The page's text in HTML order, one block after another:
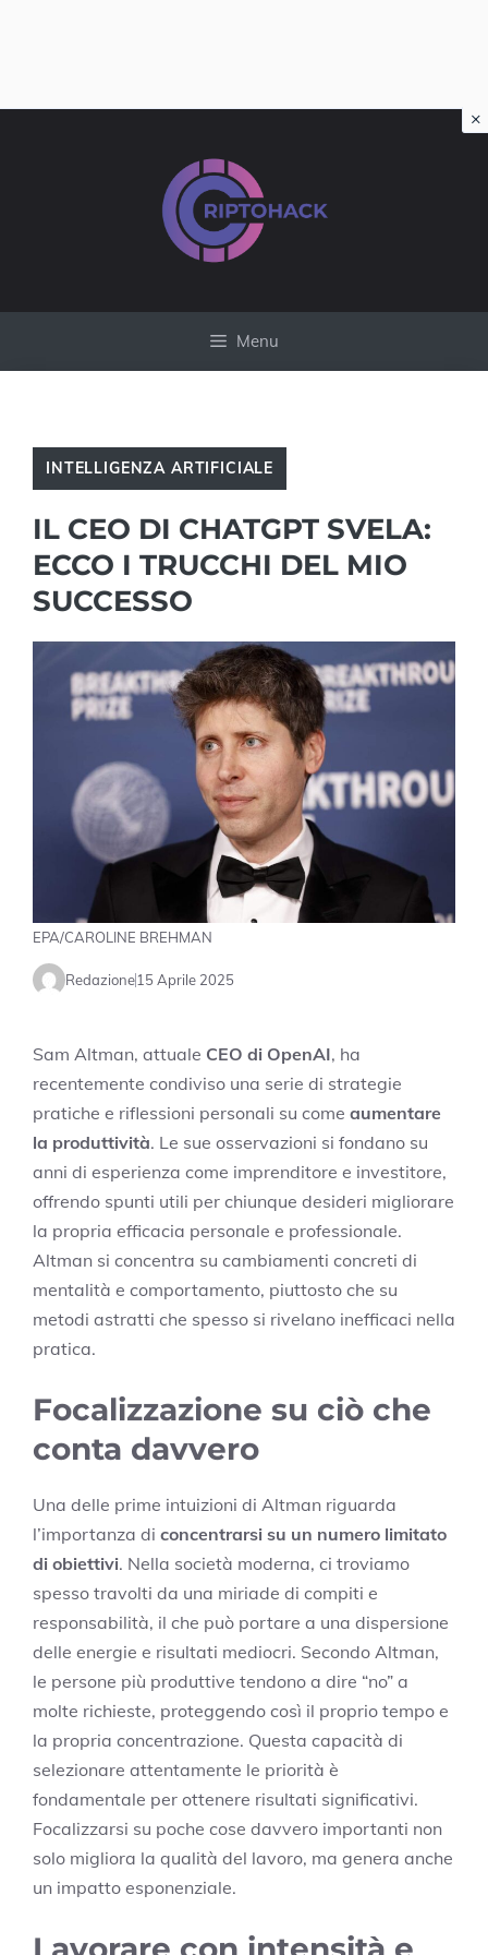
Menu
INTELLIGENZA ARTIFICIALE
IL CEO DI CHATGPT SVELA:
ECCO I TRUCCHI DEL MIO
SUCCESSO
EPA/CAROLINE BREHMAN
Redazione15 Aprile 2025
Sam Altman, attuale CEO di OpenAI, ha
recentemente condiviso una serie di strategie
pratiche e riflessioni personali su come aumentare
la produttività. Le sue osservazioni si fondano su
anni di esperienza come imprenditore e investitore,
offrendo spunti utili per chiunque desideri migliorare
la propria efficacia personale e professionale.
Altman si concentra su cambiamenti concreti di
mentalità e comportamento, piuttosto che su
metodi astratti che spesso si rivelano inefficaci nella
pratica.
Focalizzazione su ciò che
conta davvero
Una delle prime intuizioni di Altman riguarda
l’importanza di concentrarsi su un numero limitato
di obiettivi. Nella società moderna, ci troviamo
spesso travolti da una miriade di compiti e
responsabilità, il che può portare a una dispersione
delle energie e risultati mediocri. Secondo Altman,
le persone più produttive tendono a dire “no” a
molte richieste, proteggendo così il proprio tempo e
la propria concentrazione. Questa capacità di
selezionare attentamente le priorità è
fondamentale per ottenere risultati significativi.
Focalizzarsi su poche cose davvero importanti non
solo migliora la qualità del lavoro, ma genera anche
un impatto esponenziale.
×